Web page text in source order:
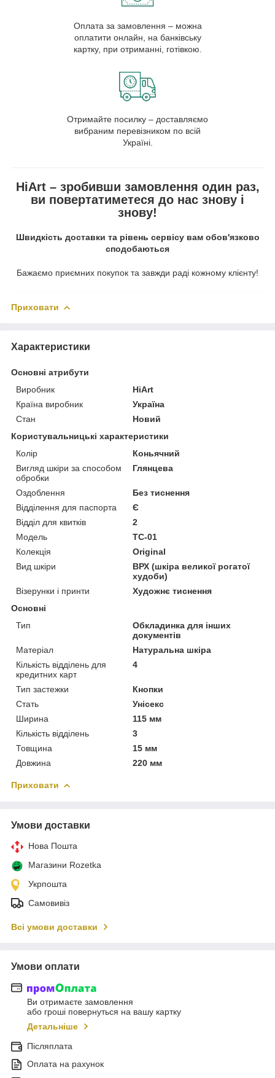
Оплата за замовлення – можна
оплатити онлайн, на банківську
картку, при отриманні, готівкою.
Отримайте посилку – доставляємо
вибраним перевізником по всій
Україні.
HiArt – зробивши замовлення один раз,
ви повертатиметеся до нас знову і
знову!
Швидкість доставки та рівень сервісу вам обов'язково
сподобаються
Бажаємо приємних покупок та завжди раді кожному клієнту!
Приховати
Характеристики
Основні атрибути
Виробник
HiArt
Країна виробник
Україна
Стан
Новий
Користувальницькі характеристики
Колір
Коньячний
Вигляд шкіри за способом
обробки
Глянцева
Оздоблення
Без тиснення
Відділення для паспорта
Є
Відділ для квитків
2
Модель
TC-01
Колекція
Original
Вид шкіри
ВРХ (шкіра великої рогатої
худоби)
Візерунки і принти
Художнє тиснення
Основні
Тип
Обкладинка для інших
документів
Матеріал
Натуральна шкіра
Кількість відділень для
кредитних карт
4
Тип застежки
Кнопки
Стать
Унісекс
Ширина
115 мм
Кількість відділень
3
Товщина
15 мм
Довжина
220 мм
Приховати
Умови доставки
Нова Пошта
Магазини Rozetka
Укрпошта
Самовивіз
Всі умови доставки
Умови оплати
Ви отримаєте замовлення
або гроші повернуться на вашу картку
Детальніше
Післяплата
Оплата на рахунок